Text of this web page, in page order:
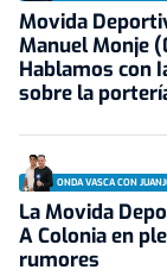
Movida
Manuel Monje
Hablamos con
sobre la
ONDA VASCA CON
La Movida
A Colonia en
rumores